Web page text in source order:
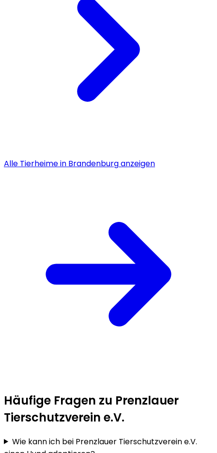
Alle Tierheimein Brandenburganzeigen
Häufige Fragen zu Prenzlauer
Tierschutzverein e.V.
Wie kann ich bei Prenzlauer Tierschutzverein e.V.